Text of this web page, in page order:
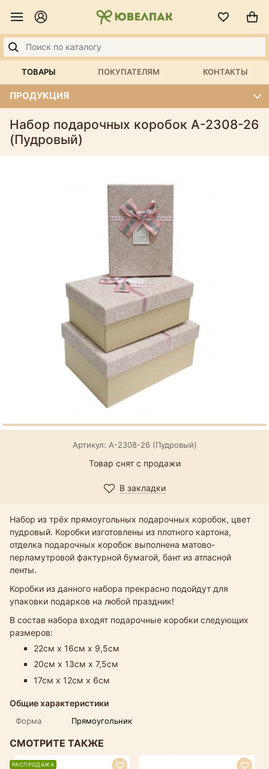
ТОВАРЫ ПОКУПАТЕЛЯМ КОНТАКТЫ
ПРОДУКЦИЯ
Набор подарочных коробок А-2308-26
(Пудровый)
Артикул: А-2308-26 (Пудровый)
Товар снят с продажи
В закладки
Набор из трёх прямоугольных подарочных коробок, цвет
пудровый. Коробки изготовлены из плотного картона,
отделка подарочных коробок выполнена матово-
перламутровой фактурной бумагой, бант из атласной
ленты.
Коробки из данного набора прекрасно подойдут для
упаковки подарков на любой праздник!
В состав набора входят подарочные коробки следующих
размеров:
22см х 16см х 9,5см
20см х 13см х 7,5см
17см х 12см х 6см
Общие характеристики
Форма Прямоугольник
СМОТРИТЕ ТАКЖЕ
РАСПРОДАЖА